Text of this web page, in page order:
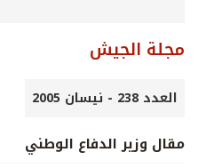
مجلة الجيش
العدد 238 - نيسان 2005
مقال وزير الدفاع الوطني